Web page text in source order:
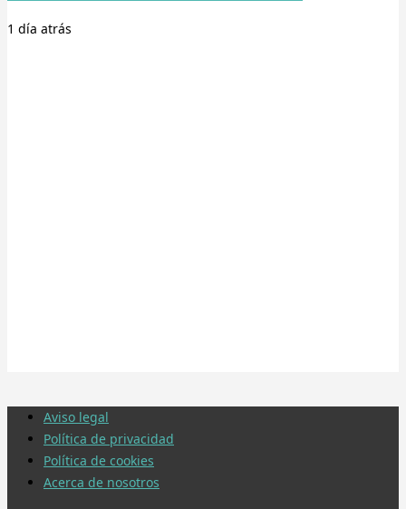
1 día atrás
Aviso legal
Política de privacidad
Política de cookies
Acerca de nosotros